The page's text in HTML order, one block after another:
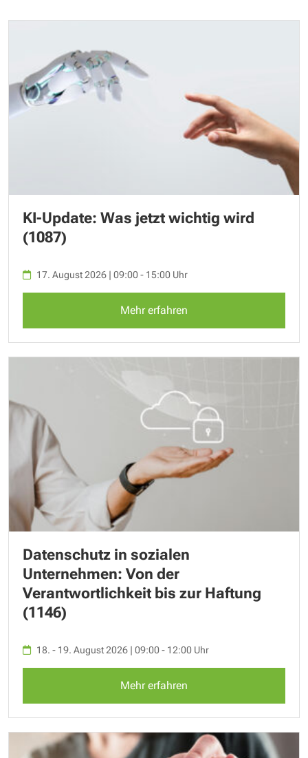
KI-Update: Was jetzt wichtig wird
(1087)
17. August 2026 | 09:00 - 15:00 Uhr
Mehr erfahren
Datenschutz in sozialen
Unternehmen: Von der
Verantwortlichkeit bis zur Haftung
(1146)
18. - 19. August 2026 | 09:00 - 12:00 Uhr
Mehr erfahren